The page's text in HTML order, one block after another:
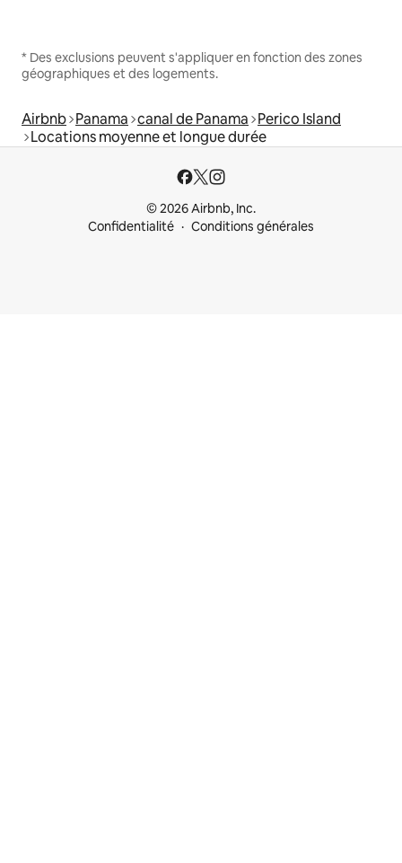
* Des exclusions peuvent s'appliquer en fonction des zones
géographiques et des logements.
Airbnb Panama canal de Panama Perico Island
Locations moyenne et longue durée
© 2026 Airbnb, Inc.
Confidentialité
Conditions générales